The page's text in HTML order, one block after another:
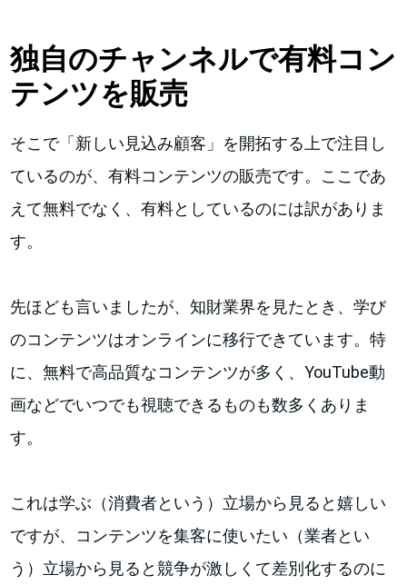
独自のチャンネルで有料コン
テンツを販売
そこで「新しい見込み顧客」を開拓する上で注目し
ているのが、有料コンテンツの販売です。ここであ
えて無料でなく、有料としているのには訳がありま
す。
先ほども言いましたが、知財業界を見たとき、学び
のコンテンツはオンラインに移行できています。特
に、無料で高品質なコンテンツが多く、YouTube動
画などでいつでも視聴できるものも数多くありま
す。
これは学ぶ（消費者という）立場から見ると嬉しい
ですが、コンテンツを集客に使いたい（業者とい
う）立場から見ると競争が激しくて差別化するのに